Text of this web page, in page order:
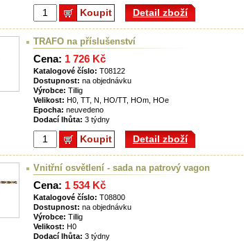
Koupit Detail zboží
TRAFO na příslušenství
Cena: 1 726 Kč
Katalogové číslo: T08122
Dostupnost: na objednávku
Výrobce: Tillig
Velikost: H0, TT, N, HO/TT, HOm, HOe
Epocha: neuvedeno
Dodací lhůta: 3 týdny
Koupit Detail zboží
Vnitřní osvětlení - sada na patrový vagon
Cena: 1 534 Kč
Katalogové číslo: T08800
Dostupnost: na objednávku
Výrobce: Tillig
Velikost: H0
Dodací lhůta: 3 týdny